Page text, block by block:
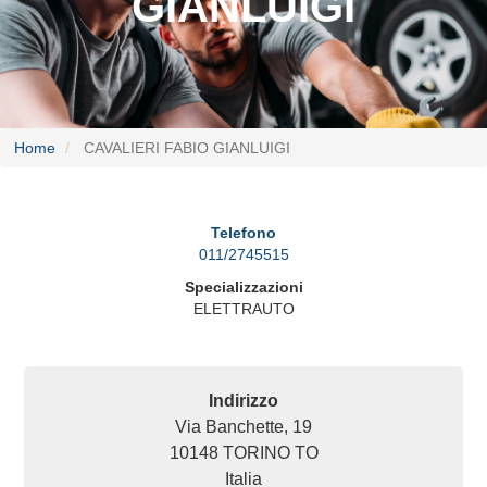
Home CAVALIERI FABIO GIANLUIGI
Telefono
011/2745515
Specializzazioni
ELETTRAUTO
Indirizzo
Via Banchette, 19
10148 TORINO TO
Italia